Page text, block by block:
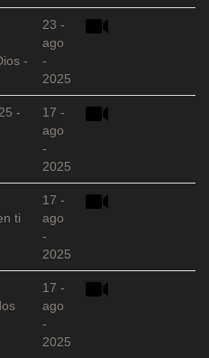
-
23 -
ago
-
2025
-
17 -
ago
-
2025
ti
17 -
ago
-
2025
17 -
ago
-
2025